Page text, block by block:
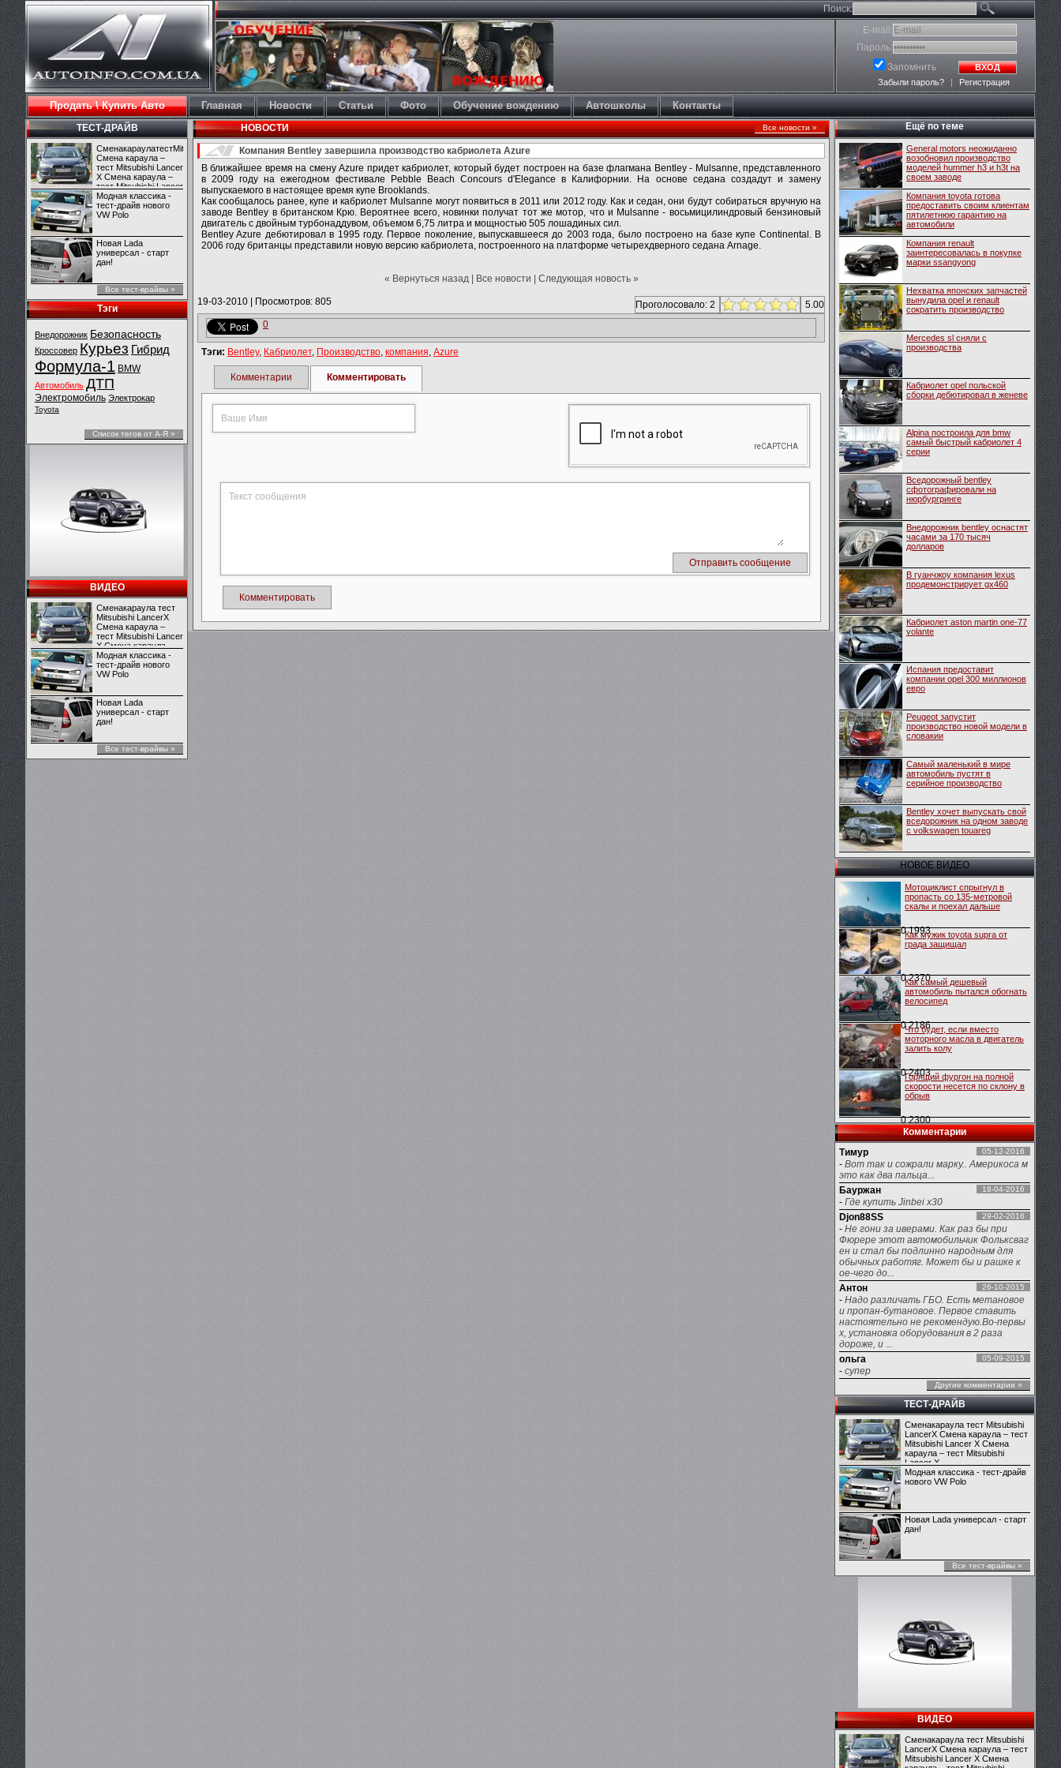
Поиск:
E-mail:
Пароль:
Запомнить
ВХОД
Забыли пароль?
| Регистрация
Продать \ Купить Авто Главная Новости Статьи Фото Обучение вождению Автошколы Контакты
ТЕСТ-ДРАЙВ
СменакараулатестMitsubishiLancerX
Смена караула –
тест Mitsubishi Lancer
X Смена караула –
тест Mitsubishi Lancer
X
Модная классика -
тест-драйв нового
VW Polo
Новая Lada
универсал - старт
дан!
Все тест-врайвы »
Тэги
Внедорожник Безопасность
Кроссовер Курьез Гибрид
Формула-1 BMW
Автомобиль ДТП
Электромобиль Электрокар
Toyota
Список тегов от А-Я »
ВИДЕО
Сменакараула тест
Mitsubishi LancerX
Смена караула –
тест Mitsubishi Lancer
X Смена караула –
тест Mitsubishi Lancer
X
Модная классика -
тест-драйв нового
VW Polo
Новая Lada
универсал - старт
дан!
Все тест-врайвы »
НОВОСТИ Все новости »
Компания Bentley завершила производство кабриолета Azure
В ближайшее время на смену Azure придет кабриолет, который будет построен на базе флагмана Bentley - Mulsanne, представленного
в 2009 году на ежегодном фестивале Pebble Beach Concours d'Elegance в Калифорнии. На основе седана создадут и замену
выпускаемого в настоящее время купе Brooklands.
Как сообщалось ранее, купе и кабриолет Mulsanne могут появиться в 2011 или 2012 году. Как и седан, они будут собираться вручную на
заводе Bentley в британском Крю. Вероятнее всего, новинки получат тот же мотор, что и Mulsanne - восьмицилиндровый бензиновый
двигатель с двойным турбонаддувом, объемом 6,75 литра и мощностью 505 лошадиных сил.
Bentley Azure дебютировал в 1995 году. Первое поколение, выпускавшееся до 2003 года, было построено на базе купе Continental. В
2006 году британцы представили новую версию кабриолета, построенного на платформе четырехдверного седана Arnage.
« Вернуться назад| Все новости Следующая новость »
19-03-2010 Просмотров: 805 Проголосовало: 2
5.00
0
Тэги: Bentley, Кабриолет, Производство, компания, Azure
Комментарии Комментировать
Комментировать
Ещё по теме
General motors неожиданно
возобновил производство
моделей hummer h3 и h3t на
своем заводе
Компания toyota готова
предоставить своим клиентам
пятилетнюю гарантию на
автомобили
Компания renault
заинтересовалась в покупке
марки ssangyong
Нехватка японских запчастей
вынудила opel и renault
сократить производство
Mercedes sl сняли с
производства
Кабриолет opel польской
сборки дебютировал в женеве
Alpina построила для bmw
самый быстрый кабриолет 4
серии
Вседорожный bentley
сфотографировали на
нюрбургринге
Внедорожник bentley оснастят
часами за 170 тысяч
долларов
В гуанчжоу компания lexus
продемонстрирует gx460
Кабриолет aston martin one-77
volante
Испания предоставит
компании opel 300 миллионов
евро
Peugeot запустит
производство новой модели в
словакии
Самый маленький в мире
автомобиль пустят в
серийное производство
Bentley хочет выпускать свой
вседорожник на одном заводе
с volkswagen touareg
НОВОЕ ВИДЕО
Мотоциклист спрыгнул в
пропасть со 135-метровой
скалы и поехал дальше
0 1993
Как мужик toyota supra от
града защищал
0 2370
Как самый дешевый
автомобиль пытался обогнать
велосипед
0 2186
Что будет, если вместо
моторного масла в двигатель
залить колу
0 2403
Горящий фургон на полной
скорости несется по склону в
обрыв
0 2300
Комментарии
Тимур
05-12-2016
- Вот так и сожрали марку.. Америкоса м
это как два пальца...
Бауржан
18-04-2016
- Где купить Jinbei x30
Djon88SS
29-02-2016
- Не гони за иверами. Как раз бы при
Фюрере этот автомобильчик Фольксваг
ен и стал бы подлинно народным для
обычных работяг. Может бы и рашке к
ое-чего до...
Антон
26-10-2015
- Надо различать ГБО. Есть метановое
и пропан-бутановое. Первое ставить
настоятельно не рекомендую.Во-первы
х, установка оборудования в 2 раза
дороже, и ...
ольга
05-09-2015
- супер
Другие комментарии »
ТЕСТ-ДРАЙВ
Сменакараула тест Mitsubishi
LancerX Смена караула – тест
Mitsubishi Lancer X Смена
караула – тест Mitsubishi
Lancer X
Модная классика - тест-драйв
нового VW Polo
Новая Lada универсал - старт
дан!
Все тест-врайвы »
ВИДЕО
Сменакараула тест Mitsubishi
LancerX Смена караула – тест
Mitsubishi Lancer X Смена